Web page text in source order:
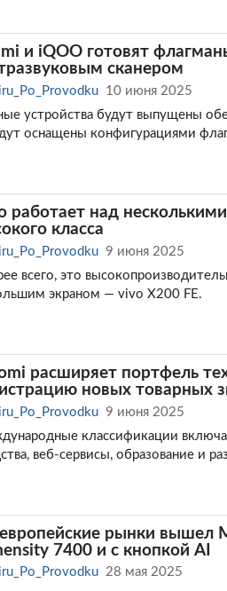
и iQOO готовят
сканером
10 июня 2025
устройства будут выпущены
оснащены конфигурациями
работает над
класса
9 июня 2025
всего, это
экраном — vivo X200 FE.
расширяет портфель
новых товарных
9 июня 2025
классификации
веб-сервисы, образование и
рынки вышел
7400 и с кнопкой AI
28 мая 2025